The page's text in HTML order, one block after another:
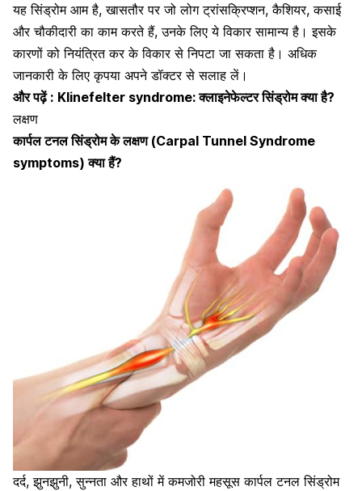
यह सिंड्रोम आम है, खासतौर पर जो लोग ट्रांसक्रिप्शन, कैशियर, कसाई
और चौकीदारी का काम करते हैं, उनके लिए ये विकार सामान्य है। इसके
कारणों को नियंत्रित कर के विकार से निपटा जा सकता है। अधिक
जानकारी के लिए कृपया अपने डॉक्टर से सलाह लें।
और पढ़ें : Klinefelter syndrome: क्लाइनेफेल्टर सिंड्रोम क्या है?
लक्षण
कार्पल टनल सिंड्रोम के लक्षण (Carpal Tunnel Syndrome
symptoms)क्या हैं?
दर्द, झुनझुनी, सुन्नता और हाथों में कमजोरी महसूस कार्पल टनल सिंड्रोम